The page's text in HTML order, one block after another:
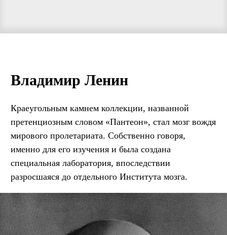
Владимир Ленин
Краеугольным камнем коллекции, названной
претенциозным словом «Пантеон», стал мозг вождя
мирового пролетариата. Собственно говоря,
именно для его изучения и была создана
специальная лаборатория, впоследствии
разросшаяся до отдельного Института мозга.